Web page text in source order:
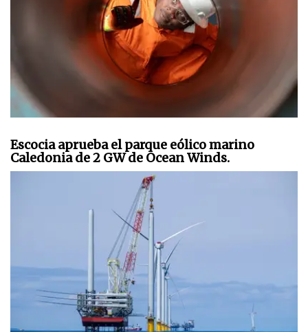
Escocia aprueba el parque eólico marino
Caledonia de 2 GW de Ocean Winds.